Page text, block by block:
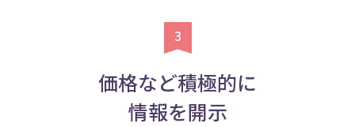
価格など積極的に
情報を開示